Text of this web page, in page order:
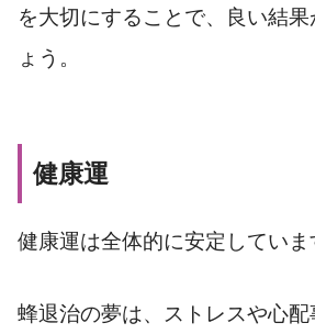
を大切にすることで、良い結
ょう。
健康運
健康運は全体的に安定していま
蜂退治の夢は、ストレスや心